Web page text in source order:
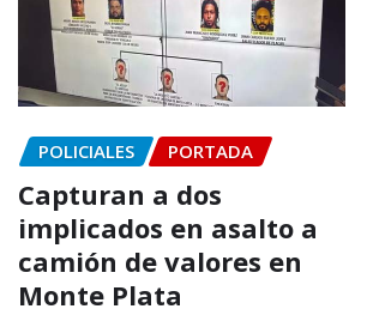
POLICIALES PORTADA
Capturan a dos
implicados en asalto a
camión de valores en
Monte Plata